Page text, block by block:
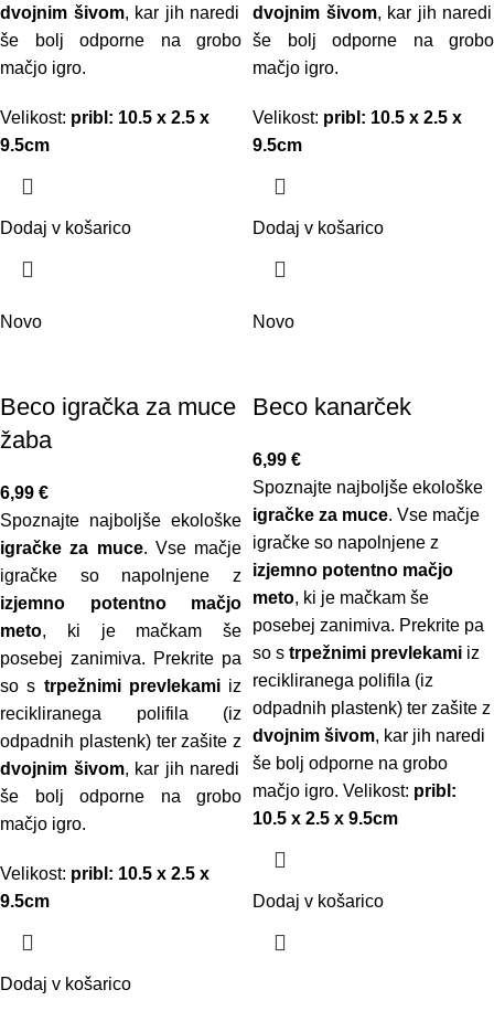
dvojnim šivom, kar jih naredi
še bolj odporne na grobo
mačjo igro.
Velikost: pribl: 10.5 x 2.5 x
9.5cm
Dodaj v košarico
dvojnim šivom, kar jih naredi
še bolj odporne na grobo
mačjo igro.
Velikost: pribl: 10.5 x 2.5 x
9.5cm
Dodaj v košarico
Novo
Beco igračka za muce
žaba
6,99 €
Spoznajte najboljše ekološke
igračke za muce. Vse mačje
igračke so napolnjene z
izjemno potentno mačjo
meto, ki je mačkam še
posebej zanimiva. Prekrite pa
so s trpežnimi prevlekamiiz
recikliranega polifila (iz
odpadnih plastenk) ter zašite z
dvojnim šivom, kar jih naredi
še bolj odporne na grobo
mačjo igro.
Velikost: pribl: 10.5 x 2.5 x
9.5cm
Dodaj v košarico
Novo
Beco kanarček
6,99 €
Spoznajte najboljše ekološke
igračke za muce. Vse mačje
igračke so napolnjene z
izjemno potentno mačjo
meto, ki je mačkam še
posebej zanimiva. Prekrite pa
so s trpežnimi prevlekami iz
recikliranega polifila (iz
odpadnih plastenk) ter zašite z
dvojnim šivom, kar jih naredi
še bolj odporne na grobo
mačjo igro. Velikost: pribl:
10.5 x 2.5 x 9.5cm
Dodaj v košarico